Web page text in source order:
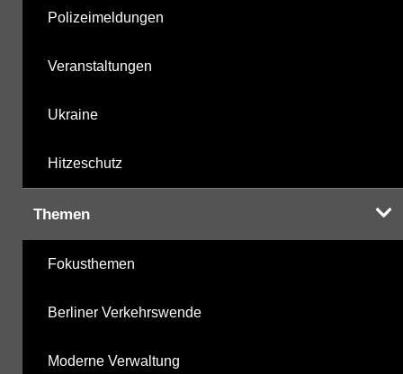
Polizeimeldungen
Veranstaltungen
Ukraine
Hitzeschutz
Themen
Fokusthemen
Berliner Verkehrswende
Moderne Verwaltung